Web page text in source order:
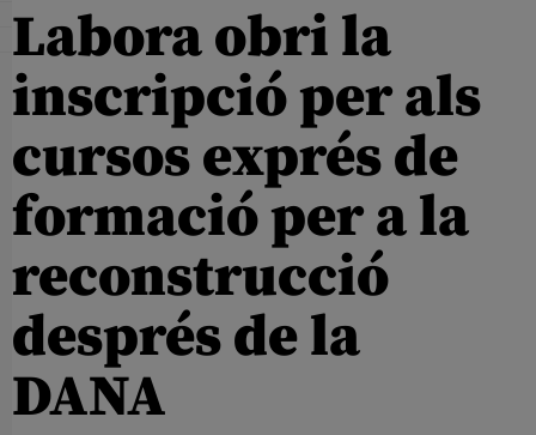
Labora obri la
inscripció per als
cursos exprés de
formació per a la
reconstrucció
després de la
DANA